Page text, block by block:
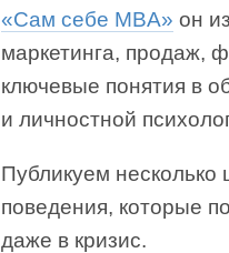
«Сам себе MBA» он
маркетинга, продаж,
ключевые понятия в
и личностной
Публикуем
поведения, которые
даже в кризис.